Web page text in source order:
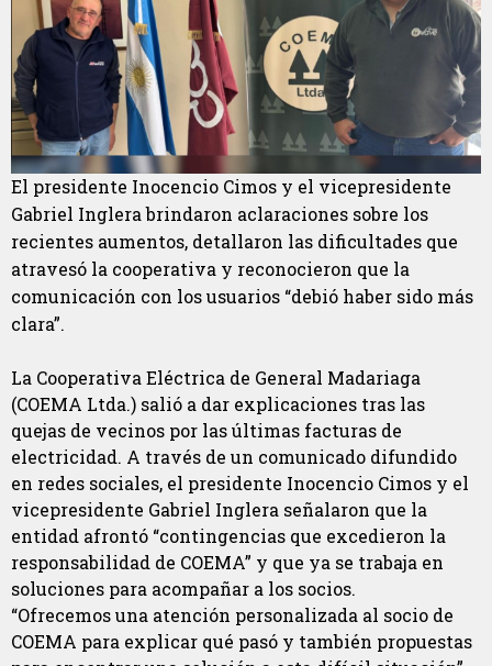
El presidente Inocencio Cimos y el vicepresidente
Gabriel Inglera brindaron aclaraciones sobre los
recientes aumentos, detallaron las dificultades que
atravesó la cooperativa y reconocieron que la
comunicación con los usuarios “debió haber sido más
clara”.
La Cooperativa Eléctrica de General Madariaga
(COEMA Ltda.) salió a dar explicaciones tras las
quejas de vecinos por las últimas facturas de
electricidad. A través de un comunicado difundido
en redes sociales, el presidente Inocencio Cimos y el
vicepresidente Gabriel Inglera señalaron que la
entidad afrontó “contingencias que excedieron la
responsabilidad de COEMA” y que ya se trabaja en
soluciones para acompañar a los socios.
“Ofrecemos una atención personalizada al socio de
COEMA para explicar qué pasó y también propuestas